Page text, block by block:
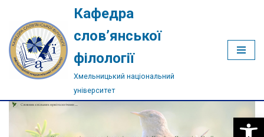
Перейти
до
вмісту
Кафедра
слов’янської
філології
Хмельницький національний
університет